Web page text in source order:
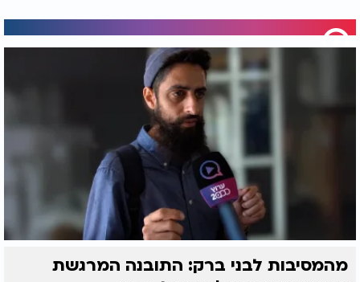
מהמסיבות לבני ברק: התובנה המרגשת